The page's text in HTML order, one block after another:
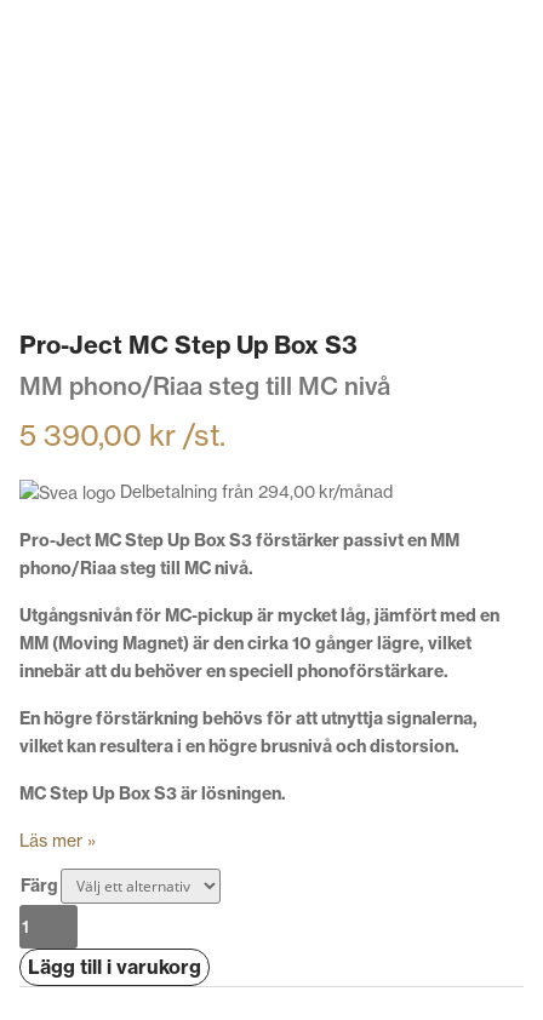
Pro-Ject MC Step Up Box S3
MM phono/Riaa steg till MC nivå
5 390,00 kr /st.
Delbetalning från 294,00 kr/månad
Pro-Ject MC Step Up Box S3 förstärker passivt en MM
phono/Riaa steg till MC nivå.
Utgångsnivån för MC-pickup är mycket låg, jämfört med en
MM (Moving Magnet) är den cirka 10 gånger lägre, vilket
innebär att du behöver en speciell phonoförstärkare.
En högre förstärkning behövs för att utnyttja signalerna,
vilket kan resultera i en högre brusnivå och distorsion.
MC Step Up Box S3 är lösningen.
Läs mer »
Färg
Pro-
Ject
MC
Lägg till i varukorg